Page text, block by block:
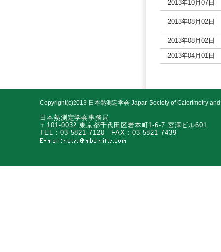
2013年10月07日
2013年08月02日
2013年08月02日
2013年04月01日
Copyright(c)2013 日本熱測定学会 Japan Society of Calorimetry
日本熱測定学会事務局
〒101-0032 東京都千代田区岩本町1-6-7 宮澤ビル601
TEL：03-5821-7120 FAX：03-5821-7439